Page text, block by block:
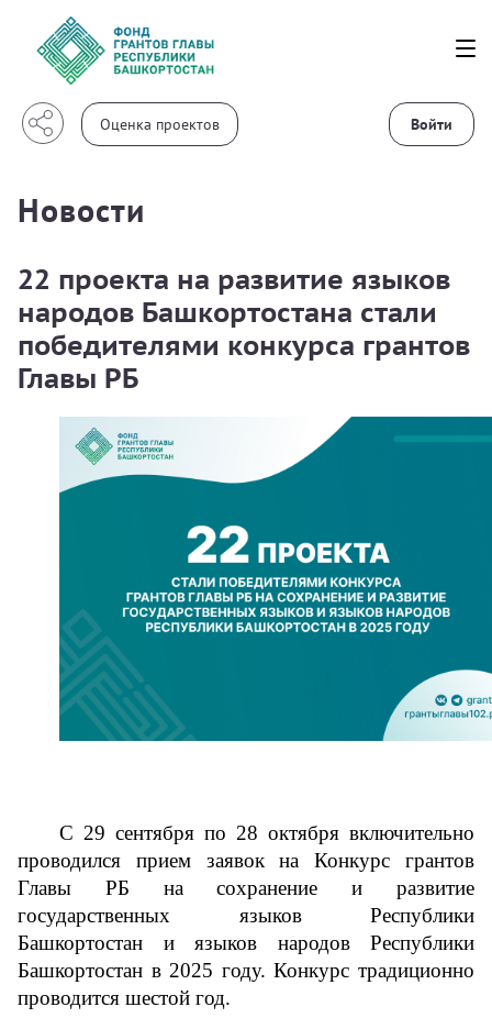
Войти
Новости
22 проекта на развитие языков
народов Башкортостана стали
победителями конкурса грантов
Главы РБ
С 29 сентября по 28 октября включительно
проводился прием заявок на Конкурс грантов
Главы РБ на сохранение и развитие
государственных языков Республики
Башкортостан и языков народов Республики
Башкортостан в 2025 году. Конкурс традиционно
проводится шестой год.